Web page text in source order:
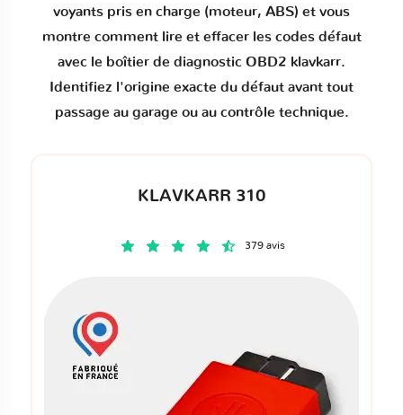
voyants pris en charge (moteur, ABS) et vous
montre comment lire et effacer les codes défaut
avec le boîtier de diagnostic OBD2 klavkarr.
Identifiez l'origine exacte du défaut avant tout
passage au garage ou au contrôle technique.
KLAVKARR 310
379 avis